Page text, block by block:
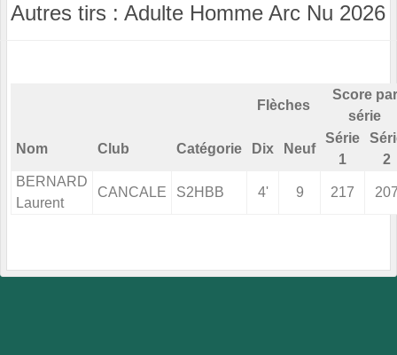
Autres tirs : Adulte Homme Arc Nu 2026
Flèches
Score par
série
Nom Club Catégorie Dix Neuf
Série
1
2
BERNARD
Laurent
CANCALE S2HBB 4' 9 217